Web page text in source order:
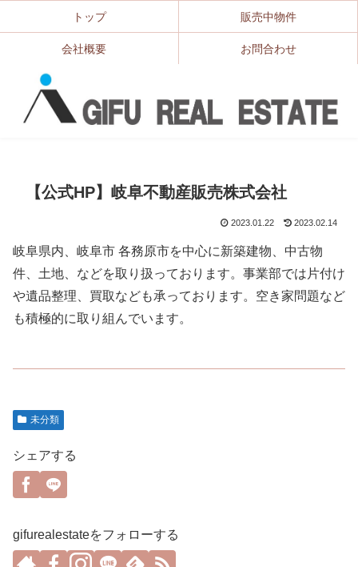
トップ 販売中物件
会社概要 お問合わせ
【公式HP】岐阜不動産販売株式会社
2023.01.22 2023.02.14
岐阜県内、岐阜市 各務原市を中心に新築建物、中古物
件、土地、などを取り扱っております。事業部では片付け
や遺品整理、買取なども承っております。空き家問題など
も積極的に取り組んでいます。
未分類
シェアする
gifurealestateをフォローする